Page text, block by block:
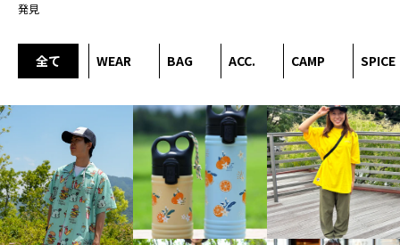
発見
全て WEAR BAG ACC. CAMP SPICE